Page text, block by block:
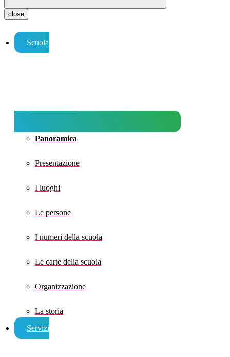
close
Scuola
Panoramica
Presentazione
I luoghi
Le persone
I numeri della scuola
Le carte della scuola
Organizzazione
La storia
Servizi